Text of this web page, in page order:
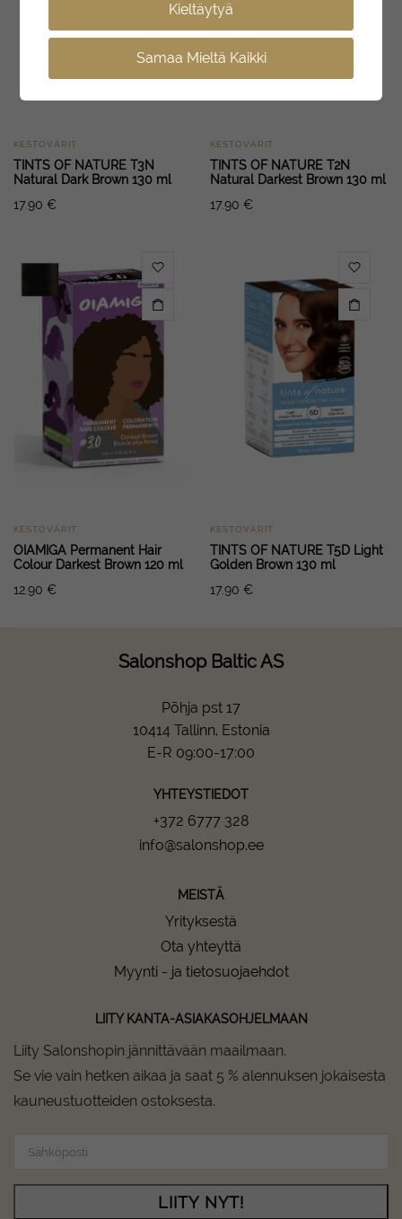
KESTOVÄRIT
TINTS OF NATURE T3N
Natural Dark Brown 130 ml
17.90 €
KESTOVÄRIT
TINTS OF NATURE T2N
Natural Darkest Brown 130 ml
17.90 €
KESTOVÄRIT
OIAMIGA Permanent Hair
Colour Darkest Brown 120 ml
12.90 €
KESTOVÄRIT
TINTS OF NATURE T5D Light
Golden Brown 130 ml
17.90 €
Salonshop Baltic AS
Põhja pst 17
10414 Tallinn, Estonia
E-R 09:00-17:00
YHTEYSTIEDOT
+372 6777 328
info@salonshop.ee
MEISTÄ
Yrityksestä
Ota yhteyttä
Myynti - ja tietosuojaehdot
LIITY KANTA-ASIAKASOHJELMAAN
Liity Salonshopin jännittävään maailmaan.
Se vie vain hetken aikaa ja saat 5 % alennuksen jokaisesta
kauneustuotteiden ostoksesta.
LIITY NYT!
Kieltäytyä
Samaa Mieltä Kaikki